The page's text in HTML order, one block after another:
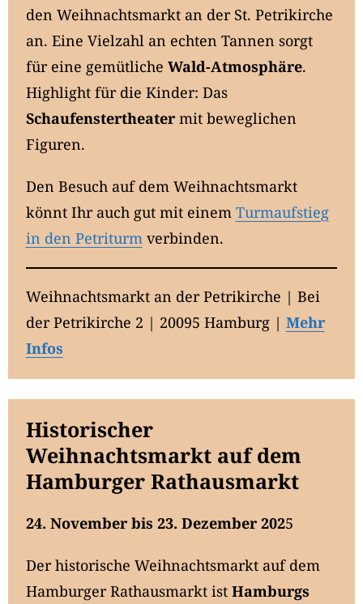
den Weihnachtsmarkt an der St. Petrikirche
an. Eine Vielzahl an echten Tannen sorgt
für eine gemütliche Wald-Atmosphäre.
Highlight für die Kinder: Das
Schaufenstertheater mit beweglichen
Figuren.
Den Besuch auf dem Weihnachtsmarkt
könnt Ihr auch gut mit einem Turmaufstieg
in den Petriturmverbinden.
Weihnachtsmarkt an der Petrikirche | Bei
der Petrikirche 2 | 20095 Hamburg | Mehr
Infos
Historischer
Weihnachtsmarkt auf dem
Hamburger Rathausmarkt
24. November bis 23. Dezember 2025
Der historische Weihnachtsmarkt auf dem
Hamburger Rathausmarkt ist Hamburgs